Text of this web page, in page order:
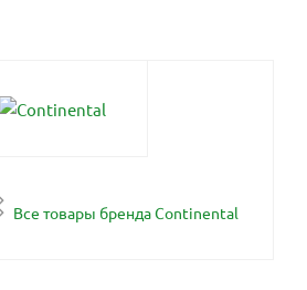
Все товары бренда Continental